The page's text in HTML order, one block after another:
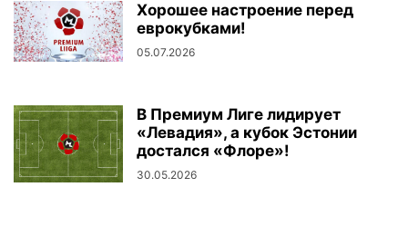
Хорошее настроение перед
еврокубками!
05.07.2026
В Премиум Лиге лидирует
«Левадия», а кубок Эстонии
достался «Флоре»!
30.05.2026